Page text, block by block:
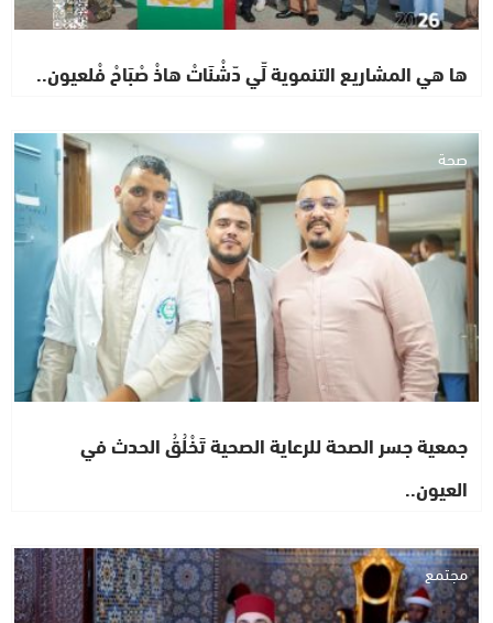
ها هي المشاريع التنموية لِّي دّشْنَاتْ هاذْ صْبَاحْ فْلعيون..
صحة
جمعية جسر الصحة للرعاية الصحية تَخْلُقُ الحدث في
العيون..
مجتمع